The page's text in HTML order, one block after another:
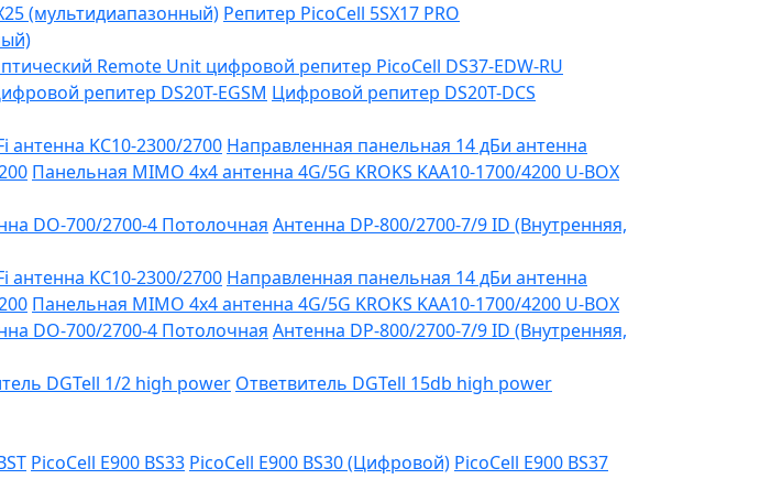
(мультидиапазонный) Репитер PicoCell 5SX17 PRO
Remote Unit цифровой репитер PicoCell DS37-EDW-RU
репитер DS20T-EGSM Цифровой репитер DS20T-DCS
антенна KC10-2300/2700 Направленная панельная 14 дБи антенна
Панельная MIMO 4x4 антенна 4G/5G KROKS KAA10-1700/4200 U-BOX
DO-700/2700-4 Потолочная Антенна DP-800/2700-7/9 ID (Внутренняя,
антенна KC10-2300/2700 Направленная панельная 14 дБи антенна
Панельная MIMO 4x4 антенна 4G/5G KROKS KAA10-1700/4200 U-BOX
DO-700/2700-4 Потолочная Антенна DP-800/2700-7/9 ID (Внутренняя,
DGTell 1/2 high power Ответвитель DGTell 15db high power
PicoCell E900 BS33 PicoCell E900 BS30 (Цифровой) PicoCell E900 BS37